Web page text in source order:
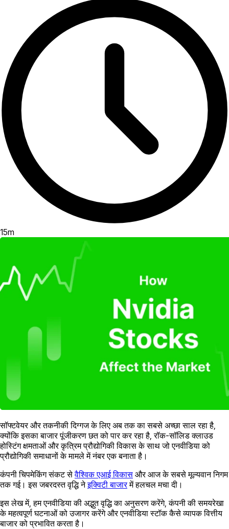
15m
सॉफ्टवेयर और तकनीकी दिग्गज के लिए अब तक का सबसे अच्छा साल रहा है,
क्योंकि इसका बाजार पूंजीकरण छत को पार कर रहा है, रॉक-सॉलिड क्लाउड
होस्टिंग क्षमताओं और कृत्रिम प्रौद्योगिकी विकास के साथ जो एनवीडिया को
प्रौद्योगिकी समाधानों के मामले में नंबर एक बनाता है।
कंपनी चिपमेकिंग संकट सेवैश्विक एआई विकास और आज के सबसे मूल्यवान निगम
तक गई। इस जबरदस्त वृद्धि नेइक्विटी बाजारमें हलचल मचा दी।
इस लेख में, हम एनवीडिया की अद्भुत वृद्धि का अनुसरण करेंगे, कंपनी की समयरेखा
के महत्वपूर्ण घटनाओं को उजागर करेंगे और एनवीडिया स्टॉक कैसे व्यापक वित्तीय
बाजार को प्रभावित करता है।